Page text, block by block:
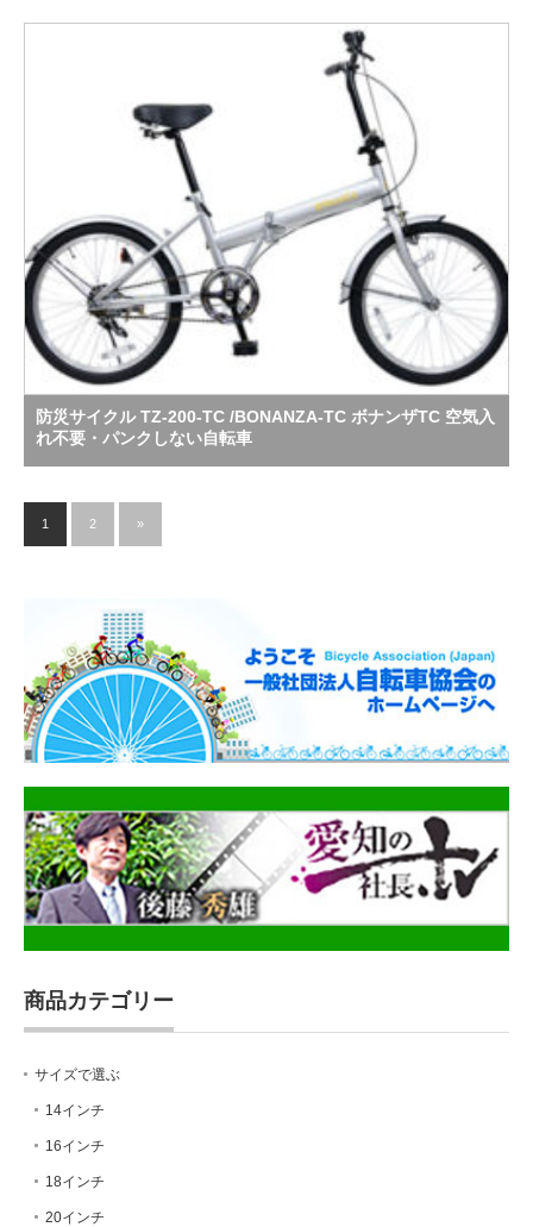
防災サイクル TZ-200-TC /BONANZA-TC ボナンザTC 空気入
れ不要・パンクしない自転車
1 2 »
商品カテゴリー
サイズで選ぶ
14インチ
16インチ
18インチ
20インチ